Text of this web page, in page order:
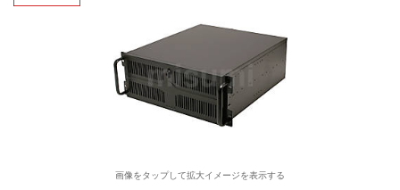
画像をタップして拡大イメージを表示する